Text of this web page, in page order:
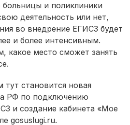
и поликлиники
деятельность или нет,
во внедрение ЕГИСЗ будет
и более интенсивным.
какое место сможет занять
становится новая
РФ по подключению
и создание кабинета «Мое
gosuslugi.ru.